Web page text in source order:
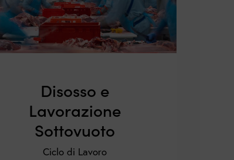
Disosso e
Lavorazione
Sottovuoto
Ciclo di Lavoro